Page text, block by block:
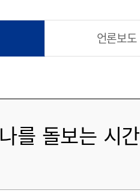
언론보도
나를 돌보는 시